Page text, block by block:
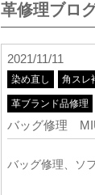
革修理ブロ
2021/11/11
染め直し 角スレ
革ブランド品修理
バッグ修理
バッグ修理、ソ